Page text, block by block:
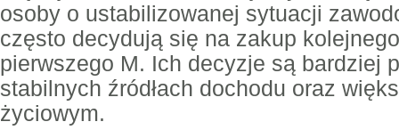
osoby o ustabilizowanej sytuacji
często decydują się na zakup
pierwszego M. Ich decyzje są bardziej
stabilnych źródłach dochodu oraz
życiowym.